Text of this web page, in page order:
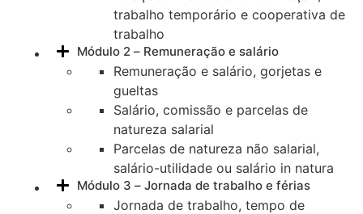
trabalho temporário e cooperativa de
trabalho
Módulo 2 – Remuneração e salário
Remuneração e salário, gorjetas e
gueltas
Salário, comissão e parcelas de
natureza salarial
Parcelas de natureza não salarial,
salário-utilidade ou salário in natura
Módulo 3 – Jornada de trabalho e férias
Jornada de trabalho, tempo de